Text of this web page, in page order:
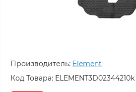
Производитель: Element
Код Товара: ELEMENT3D02344210k